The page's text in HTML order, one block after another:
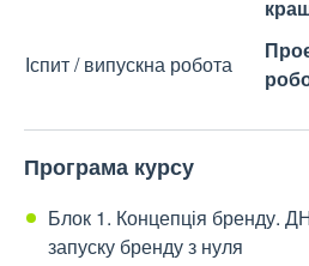
Іспит / випускна робота
Програма курсу
Блок 1. Концепція бренду.
запуску бренду з нуля